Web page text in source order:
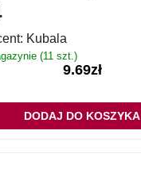
Kubala
(11 szt.)
9.69zł
DODAJ DO KOSZYKA